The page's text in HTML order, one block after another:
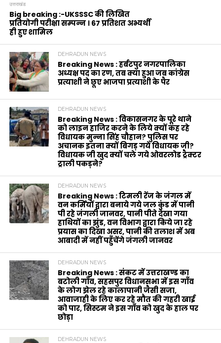
उत्तराखंड
Big breaking :-UKSSSC की लिखित
प्रतियोगी परीक्षा सम्पन्न । 67 प्रतिशत अभ्यर्थी
ही हुए शामिल
DEHRADUN NEWS
Breaking News : हर्बटपुर नगरपालिका
अध्यक्ष पद का रण, तब क्या हुआ जब कांग्रेस
प्रत्याशी ने छूए भाजपा प्रत्याशी के पैर
DEHRADUN NEWS
Breaking News : विकासनगर के पूरे थाने
को लाइन हाजिर करने के लिये क्यों कह रहे
विधायक मुन्ना सिंह चौहान? पुलिस पर
अचानक इतना क्यों बिगड़ गये विधायक जी?
विधायक जी खुद क्यों चले गये ओवरलोड ट्रैक्टर
ट्राली पकड़ने?
DEHRADUN NEWS
Breaking News : टिमली रेंज के जंगल में
वन कर्मियों द्वारा बनाये गये जल कुंड में पानी
पी रहे जंगली जानवर, पानी पीते देखा गया
हाथियों का झुंड, वन विभाग द्वारा किये जा रहे
प्रयास का दिखा असर, पानी की तलाश में अब
आबादी में नहीं पहुँचेंगे जंगली जानवर
DEHRADUN NEWS
Breaking News : संकट में उत्तराखण्ड का
बटोली गाँव, सहसपुर विधानसभा में इस गाँव
के लोग झेल रहे कालापानी जैसी सजा,
आवाजाही के लिए कर रहे मौत की गहरी खाई
को पार, सिस्टम ने इस गाँव को खुद के हाल पर
छोड़ा
DEHRADUN NEWS